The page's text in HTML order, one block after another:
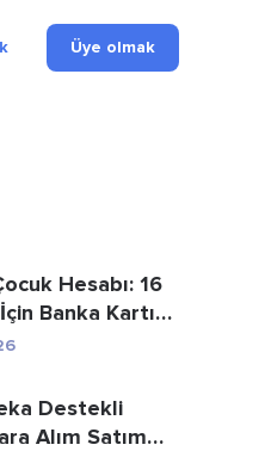
Üye olmak
Hesabı: 16
Banka Kartı
Destekli
Alım Satım